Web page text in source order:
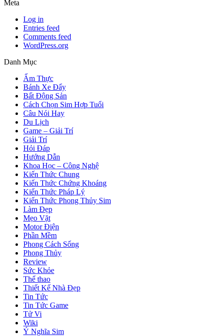
Meta
Log in
Entries feed
Comments feed
WordPress.org
Danh Mục
Ẩm Thực
Bánh Xe Đẩy
Bất Động Sản
Cách Chọn Sim Hợp Tuổi
Câu Nói Hay
Du Lịch
Game – Giải Trí
Giải Trí
Hỏi Đáp
Hướng Dẫn
Khoa Học – Công Nghệ
Kiến Thức Chung
Kiến Thức Chứng Khoáng
Kiến Thức Pháp Lý
Kiến Thức Phong Thủy Sim
Làm Đẹp
Mẹo Vặt
Motor Điện
Phần Mềm
Phong Cách Sống
Phong Thủy
Review
Sức Khỏe
Thể thao
Thiết Kế Nhà Đẹp
Tin Tức
Tin Tức Game
Tử Vi
Wiki
Ý Nghĩa Sim